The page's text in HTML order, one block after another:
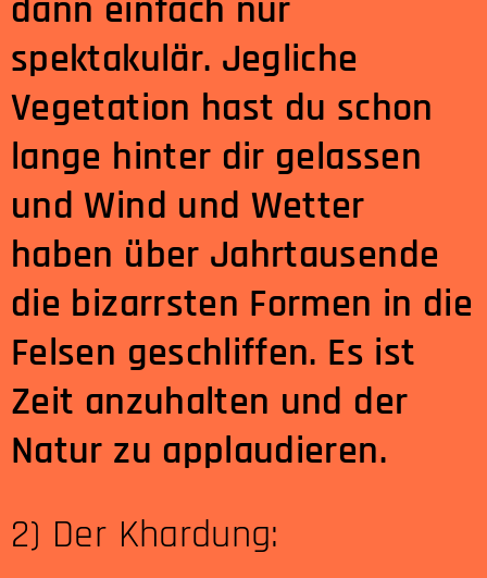
dann einfach nur
spektakulär. Jegliche
Vegetation hast du schon
lange hinter dir gelassen
und Wind und Wetter
haben über Jahrtausende
die bizarrsten Formen in die
Felsen geschliffen. Es ist
Zeit anzuhalten und der
Natur zu applaudieren.
2) Der Khardung: